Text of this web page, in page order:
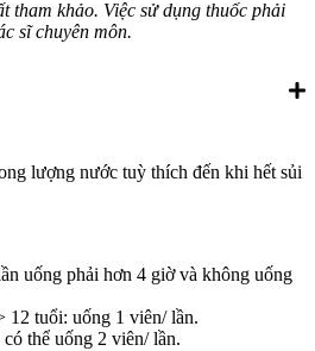
tham khảo. Việc sử dụng thuốc phải
sĩ chuyên môn.
lượng nước tuỳ thích đến khi hết sủi
uống phải hơn 4 giờ và không uống
12 tuổi: uống 1 viên/ lần.
thể uống 2 viên/ lần.